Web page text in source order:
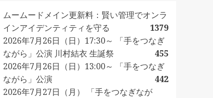
ムームードメイン更新料：賢い管理でオンラ
インアイデンティティを守る
1379
2026年7月26日（日）17:30～ 「手をつなぎ
ながら」公演 川村結衣 生誕祭
455
2026年7月26日（日）13:00～ 「手をつなぎ
ながら」公演
442
2026年7月27日（月） 「手をつなぎなが